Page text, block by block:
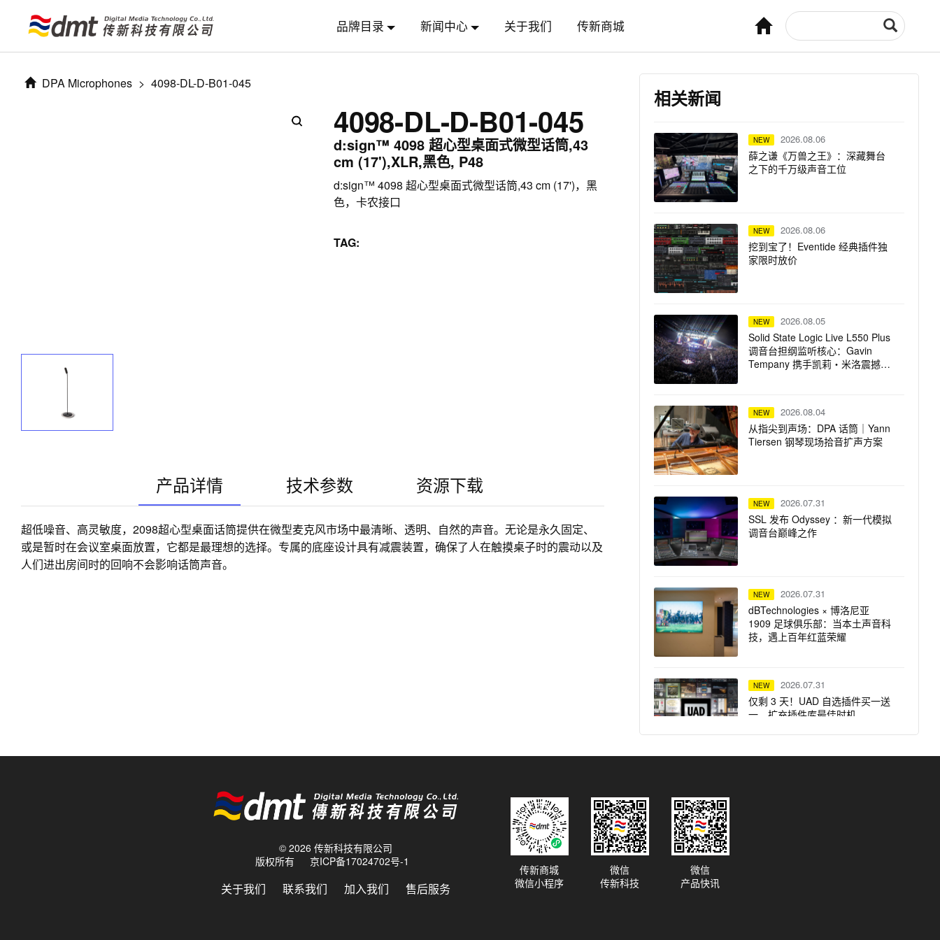
品牌目录 新闻中心 关于我们 传新商城
DPA Microphones > 4098-DL-D-B01-045
4098-DL-D-B01-045
d:sign™ 4098 超心型桌面式微型话筒,43
cm (17'),XLR,黑色, P48
d:sign™ 4098 超心型桌面式微型话筒,43 cm (17')，黑
色，卡农接口
TAG:
产品详情 技术参数 资源下载
超低噪音、高灵敏度，2098超心型桌面话筒提供在微型麦克风市场中最清晰、透明、自然的声音。无论是永久固定、
或是暂时在会议室桌面放置，它都是最理想的选择。专属的底座设计具有减震装置，确保了人在触摸桌子时的震动以及
人们进出房间时的回响不会影响话筒声音。
相关新闻
NEW 2026.08.06
薛之谦《万兽之王》：深藏舞台
之下的千万级声音工位
NEW 2026.08.06
挖到宝了！Eventide 经典插件独
家限时放价
NEW 2026.08.05
Solid State Logic Live L550 Plus
调音台担纲监听核心：Gavin
Tempany 携手凯莉・米洛震撼巡
NEW 2026.08.04
从指尖到声场：DPA 话筒｜Yann
Tiersen 钢琴现场拾音扩声方案
NEW 2026.07.31
SSL 发布 Odyssey ：新一代模拟
调音台巅峰之作
NEW 2026.07.31
dBTechnologies × 博洛尼亚
1909 足球俱乐部：当本土声音科
技，遇上百年红蓝荣耀
NEW 2026.07.31
仅剩 3 天！UAD 自选插件买一送
一，扩充插件库最佳时机
© 2026 传新科技有限公司
版权所有
京ICP备17024702号-1
关于我们 联系我们 加入我们 售后服务
传新商城
微信小程序
微信
传新科技
微信
产品快讯